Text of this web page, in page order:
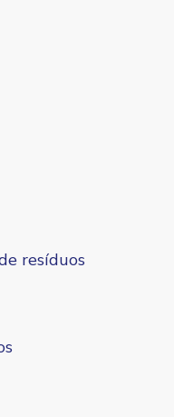
resíduos